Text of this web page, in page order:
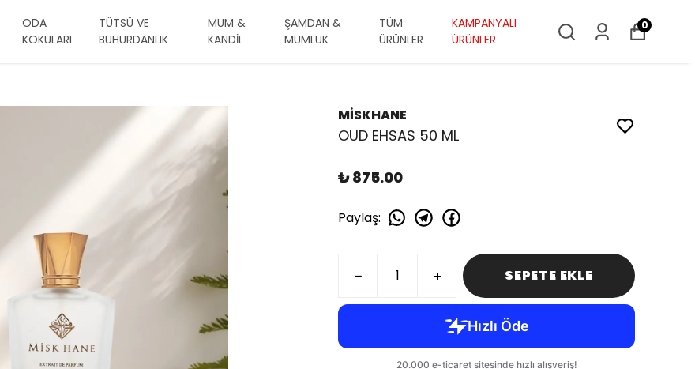
ODA
KOKULARI
TÜTSÜ VE
BUHURDANLIK
MUM &
KANDİL
ŞAMDAN &
MUMLUK
TÜM
ÜRÜNLER
KAMPANYALI
ÜRÜNLER
0
MİSKHANE
OUD EHSAS 50 ML
₺ 875.00
Paylaş:
SEPETE EKLE